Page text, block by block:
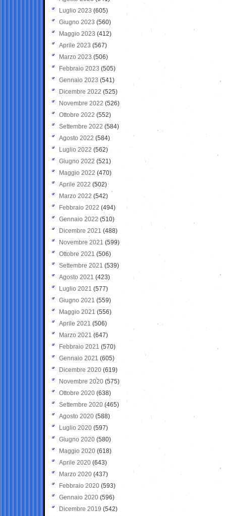
Luglio 2023 (605)
Giugno 2023 (560)
Maggio 2023 (412)
Aprile 2023 (567)
Marzo 2023 (506)
Febbraio 2023 (505)
Gennaio 2023 (541)
Dicembre 2022 (525)
Novembre 2022 (526)
Ottobre 2022 (552)
Settembre 2022 (584)
Agosto 2022 (584)
Luglio 2022 (562)
Giugno 2022 (521)
Maggio 2022 (470)
Aprile 2022 (502)
Marzo 2022 (542)
Febbraio 2022 (494)
Gennaio 2022 (510)
Dicembre 2021 (488)
Novembre 2021 (599)
Ottobre 2021 (506)
Settembre 2021 (539)
Agosto 2021 (423)
Luglio 2021 (577)
Giugno 2021(559)
Maggio 2021 (556)
Aprile 2021 (506)
Marzo 2021 (647)
Febbraio 2021 (570)
Gennaio 2021 (605)
Dicembre 2020 (619)
Novembre 2020 (575)
Ottobre 2020 (638)
Settembre 2020(465)
Agosto 2020 (588)
Luglio 2020 (597)
Giugno 2020 (580)
Maggio 2020 (618)
Aprile 2020 (643)
Marzo 2020 (437)
Febbraio 2020 (593)
Gennaio 2020 (596)
Dicembre 2019 (542)